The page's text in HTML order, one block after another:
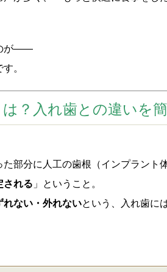
が——
す。
？入れ歯との違いを簡
部分に人工の歯根（インプラント
される 」ということ。
れない・外れないという、入れ歯に